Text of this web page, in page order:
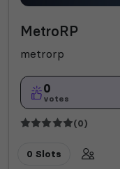
MetroRP
metrorp
0
votes
(0)
0 Slots